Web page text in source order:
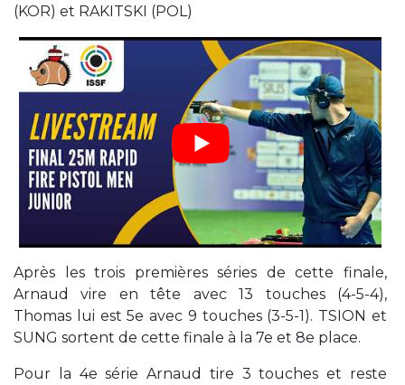
(KOR) et RAKITSKI (POL)
Après les trois premières séries de cette finale,
Arnaud
vire en tête avec 13 touches (4-5-4),
Thomas lui est 5e avec 9 touches (3-5-1). TSION et
SUNG sortent de cette finale à la 7e et 8e place.
Pour la 4e série Arnaud tire 3 touches et reste